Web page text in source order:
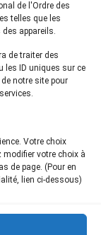
de l'Ordre des
telles que les
appareils.
de traiter des
les ID uniques sur ce
notre site pour
Votre choix
votre choix à
de page. (Pour en
lien ci-dessous)